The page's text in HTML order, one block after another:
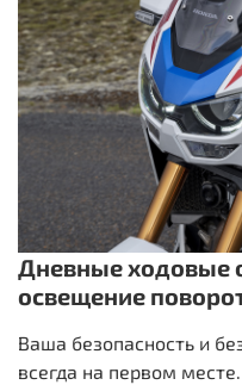
Дневные ходовые
освещение
Ваша безопасность и
всегда на первом